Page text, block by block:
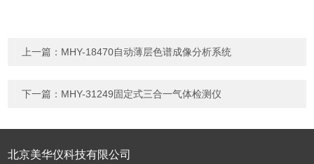
上一篇： MHY-18470自动薄层色谱成像分析系统
下一篇： MHY-31249固定式三合一气体检测仪
北京美华仪科技有限公司